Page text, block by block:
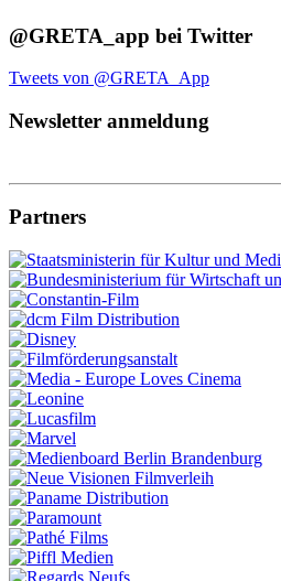
@GRETA_app bei Twitter
Tweets von @GRETA_App
Newsletter anmeldung
Partners